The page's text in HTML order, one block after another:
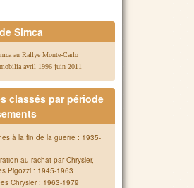
Simca
au Rallye Monte-Carlo
avril 1996 juin 2011
classés par période
à la fin de la guerre : 1935-
au rachat par Chrysler,
Pigozzi : 1945-1963
Chrysler : 1963-1979